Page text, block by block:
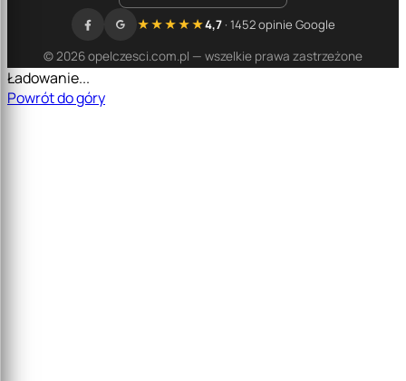
© 2026 opelczesci.com.pl — wszelkie prawa zastrzeżone
★★★★★4,7· 1452 opinie Google
Ładowanie...
Powrót do góry